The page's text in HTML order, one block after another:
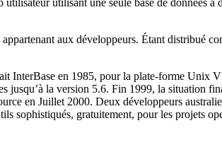
aux développeurs. Étant distribué
InterBase en 1985, pour la plate-forme Unix
jusqu’à la version 5.6. Fin 1999, la situation
en Juillet 2000. Deux développeurs
sophistiqués, gratuitement, pour les projets